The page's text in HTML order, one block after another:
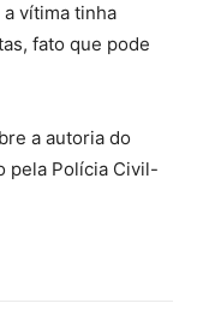
vítima tinha
fato que pode
a autoria do
pela Polícia Civil-